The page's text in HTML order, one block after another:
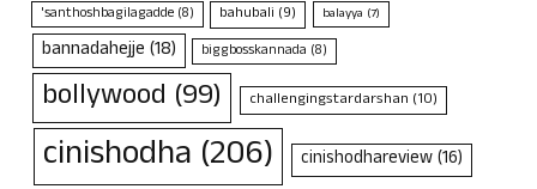
'santhoshbagilagadde (8) bahubali (9) balayya (7)
bannadahejje(18) biggbosskannada (8)
bollywood (99) challengingstardarshan (10)
cinishodha (206) cinishodhareview(16)